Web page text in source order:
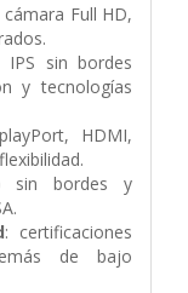
cámara Full HD,
IPS sin bordes
y tecnologías
HDMI,
sin bordes y
: certificaciones
de bajo